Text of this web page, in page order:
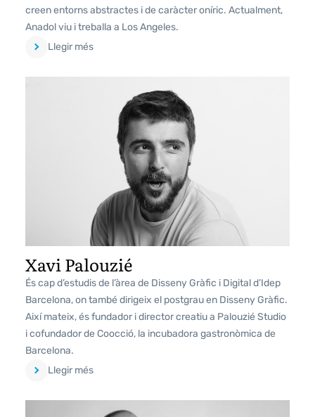
creen entorns abstractes i de caràcter oníric. Actualment,
Anadol viu i treballa a Los Angeles.
Llegir més
Xavi Palouzié
És cap d’estudis de l’àrea de Disseny Gràfic i Digital d’Idep
Barcelona, on també dirigeix el postgrau en Disseny Gràfic.
Així mateix, és fundador i director creatiu a Palouzié Studio
i cofundador de Coocció, la incubadora gastronòmica de
Barcelona.
Llegir més